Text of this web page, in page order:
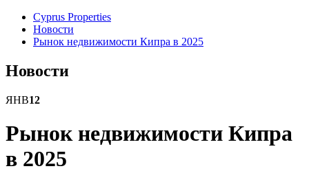
Cyprus Properties
Новости
Рынок недвижимости Кипра в 2025
Новости
ЯНВ12
Рынок недвижимости Кипра
в 2025